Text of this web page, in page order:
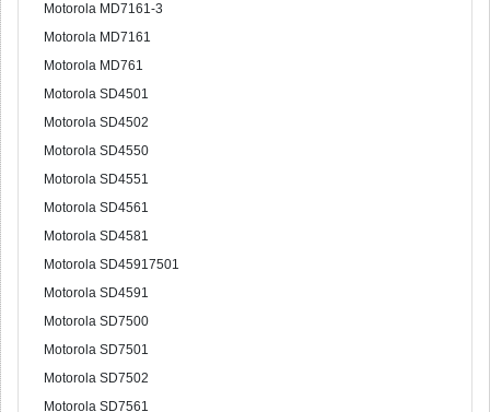
Motorola MD7161-3
Motorola MD7161
Motorola MD761
Motorola SD4501
Motorola SD4502
Motorola SD4550
Motorola SD4551
Motorola SD4561
Motorola SD4581
Motorola SD45917501
Motorola SD4591
Motorola SD7500
Motorola SD7501
Motorola SD7502
Motorola SD7561